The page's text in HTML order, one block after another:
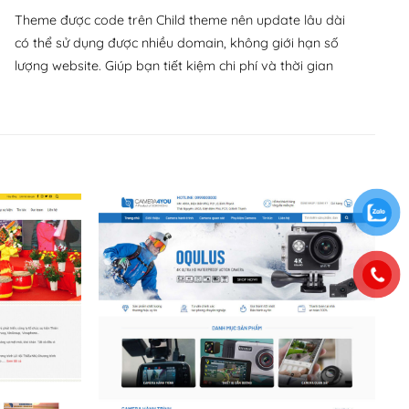
Theme được code trên Child theme nên update lâu dài
có thể sử dụng được nhiều domain, không giới hạn số
lượng website. Giúp bạn tiết kiệm chi phí và thời gian